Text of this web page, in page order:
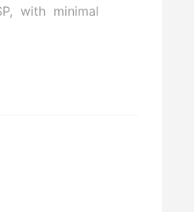
with minimal